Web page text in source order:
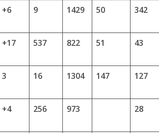
+6 9 1429 50 342
+17 537 822 51 43
3 16 1304 147 127
+4 256 973 28